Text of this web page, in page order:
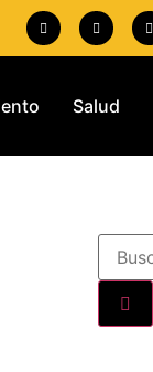
Salud